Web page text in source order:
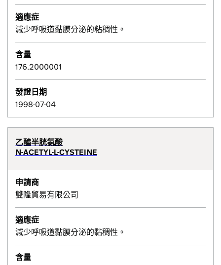
適應症
減少呼吸道黏膜分泌的粘稠性。
含量
176.2000001
發證日期
1998-07-04
乙醯半胱氨酸
N-ACETYL-L-CYSTEINE
申請商
雙隆貿易有限公司
適應症
減少呼吸道黏膜分泌的黏稠性。
含量